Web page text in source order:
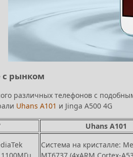
с рынком
различных телефонов с
Uhans A101 и Jinga A500 4G
Uhans A101
Система на кристалле: